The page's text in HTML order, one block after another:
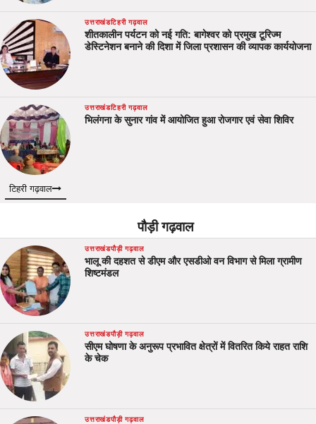
उत्तराखंडटिहरी गढ़वाल
शीतकालीन पर्यटन को नई गति: बागेश्वर को प्रमुख टूरिज्म
डेस्टिनेशन बनाने की दिशा में जिला प्रशासन की व्यापक कार्ययोजना
उत्तराखंडटिहरी गढ़वाल
भिलंगना के सुनार गांव में आयोजित हुआ रोजगार एवं सेवा शिविर
टिहरी गढ़वाल
पौड़ी गढ़वाल
उत्तराखंडपौड़ी गढ़वाल
भालू की दहशत से डीएम और एसडीओ वन विभाग से मिला ग्रामीण
शिष्टमंडल
उत्तराखंडपौड़ी गढ़वाल
सीएम घोषणा के अनुरूप प्रभावित क्षेत्रों में वितरित किये राहत राशि
के चेक
उत्तराखंडपौड़ी गढ़वाल